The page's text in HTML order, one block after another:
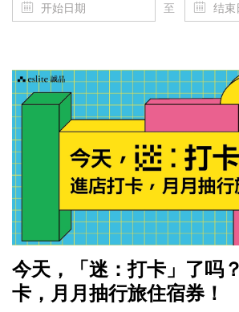
至
今天，「迷：打卡」了吗
卡，月月抽行旅住宿券！